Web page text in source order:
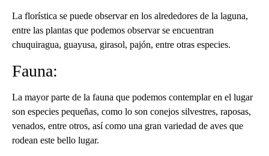
La florística se puede observar en los alrededores de la laguna,
entre las plantas que podemos observar se encuentran
chuquiragua, guayusa, girasol, pajón, entre otras especies.
Fauna:
La mayor parte de la fauna que podemos contemplar en el lugar
son especies pequeñas, como lo son conejos silvestres, raposas,
venados, entre otros, así como una gran variedad de aves que
rodean este bello lugar.